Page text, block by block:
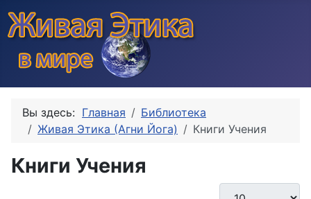
Вы здесь: Главная
Библиотека
Живая Этика (Агни Йога)
Книги Учения
Книги Учения
Кол-во строк: